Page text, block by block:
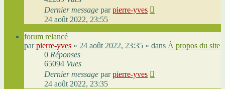
Dernier message parpierre-yves
24 août 2022, 23:55
forum relancé
parpierre-yves » 24 août 2022, 23:35 » dans À propos du site
0 Réponses
65094 Vues
Dernier message parpierre-yves
24 août 2022, 23:35